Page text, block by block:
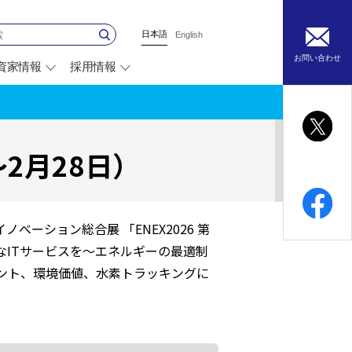
日本語 English
家情報 採用情報
お問い合わせ
月28日）
ベーション総合展 「ENEX2026 第
ITサービスを～エネルギーの最適制
、環境価値、水素トラッキングに